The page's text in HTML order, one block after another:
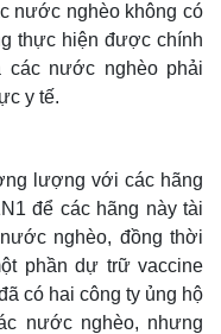
nước nghèo không có
thực hiện được chính
nước nghèo phải
y tế.
lượng với các hãng
để các hãng này tài
nghèo, đồng thời
phần dự trữ vaccine
có hai công ty ủng hộ
nước nghèo, nhưng